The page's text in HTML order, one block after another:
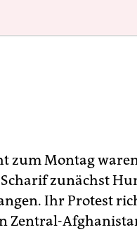
zum Montag
zunächst
Ihr Protest
Zentral-